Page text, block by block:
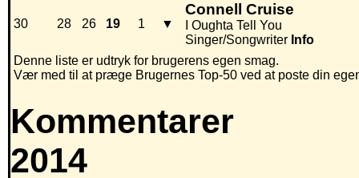
30 28 26 19 1 ▼
Connell Cruise
I Oughta Tell You
Singer/Songwriter Info
Denne liste er udtryk for brugerens egen smag.
Vær med til at præge Brugernes Top-50 ved at poste din
Kommentarer
2014